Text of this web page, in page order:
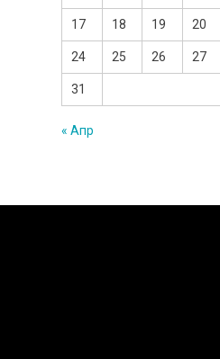
17 18 19 20
24 25 26 27
31
« Апр